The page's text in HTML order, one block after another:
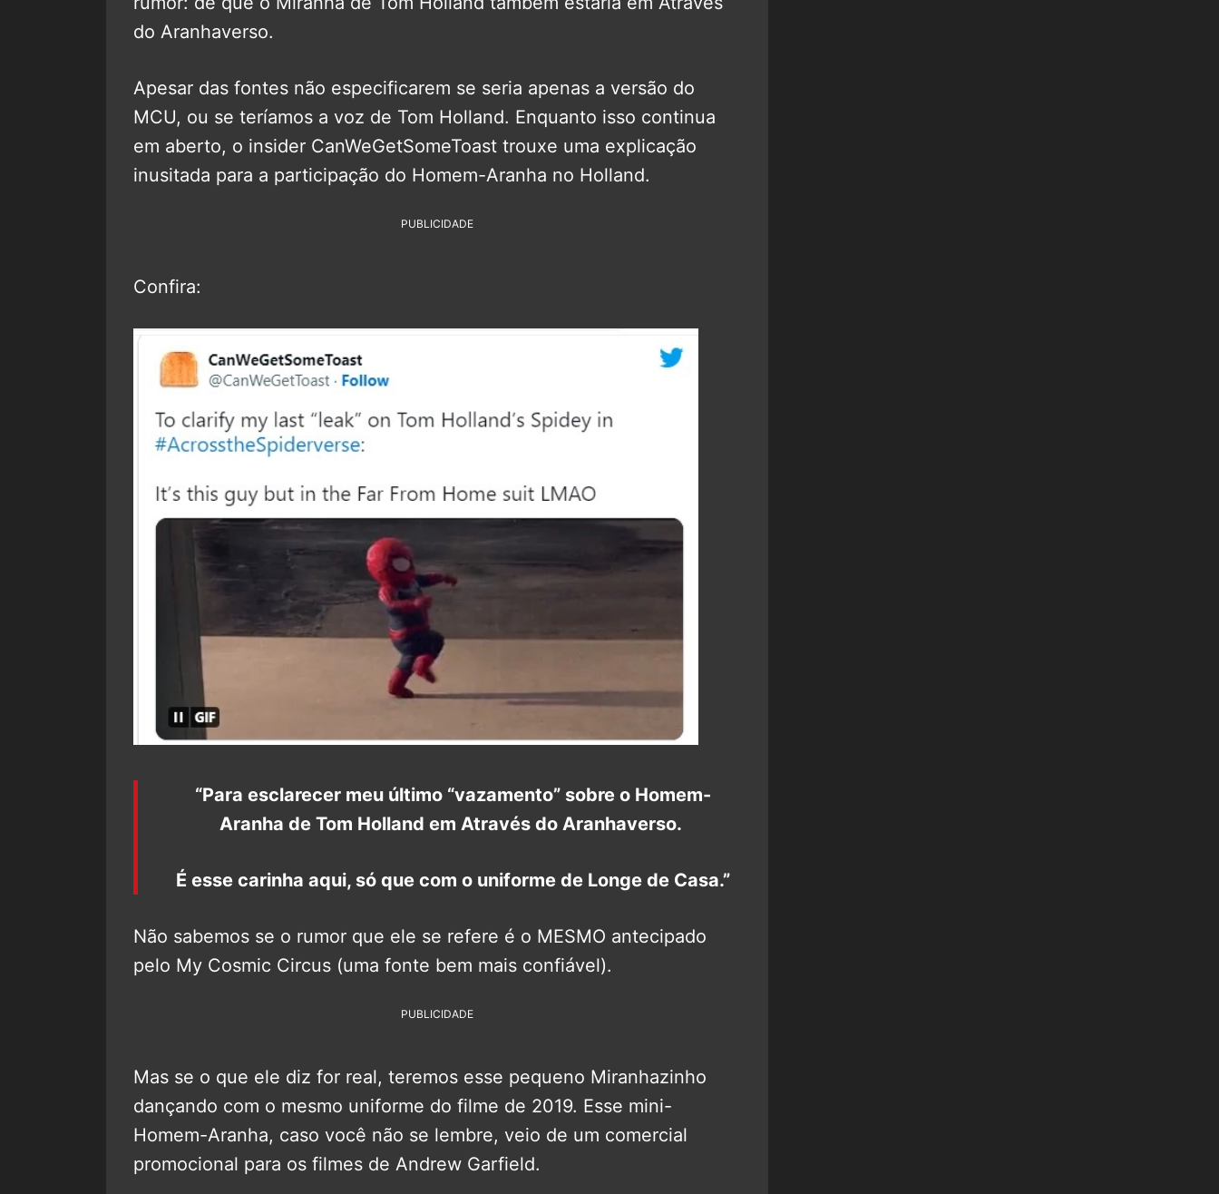
do Aranhaverso.
Apesar das fontes não especificarem se seria apenas a versão do
MCU, ou se teríamos a voz de Tom Holland. Enquanto isso continua
em aberto, o insider CanWeGetSomeToast trouxe uma explicação
inusitada para a participação do Homem-Aranha no Holland.
PUBLICIDADE
Confira:
“Para esclarecer meu último “vazamento” sobre o Homem-
Aranha de Tom Holland em Através do Aranhaverso.
É esse carinha aqui, só que com o uniforme de Longe de Casa.”
Não sabemos se o rumor que ele se refere é o MESMO antecipado
pelo My Cosmic Circus (uma fonte bem mais confiável).
PUBLICIDADE
Mas se o que ele diz for real, teremos esse pequeno Miranhazinho
dançando com o mesmo uniforme do filme de 2019. Esse mini-
Homem-Aranha, caso você não se lembre, veio de um comercial
promocional para os filmes de Andrew Garfield.